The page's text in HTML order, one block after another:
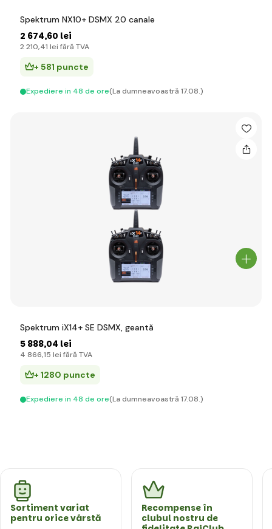
Spektrum NX10+ DSMX 20 canale
2 674,60 lei
2 210,41 lei fără TVA
+ 581 puncte
Expediere in 48 de ore(La dumneavoastră 17.08.)
Spektrum iX14+ SE DSMX, geantă
5 888,04 lei
4 866,15 lei fără TVA
+ 1280 puncte
Expediere in 48 de ore(La dumneavoastră 17.08.)
Sortiment variat
pentru orice vârstă
Recompense în
clubul nostru de